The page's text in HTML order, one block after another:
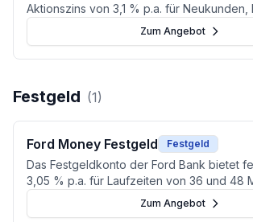
Aktionszins von 3,1 % p.a. für Neukunden,
Anlagegrenzen bis 1 Mio. Euro und
Einlagensicherung – schwächelt jedoch
Bestandskundenzins nach der
Zum Angebot
Festgeld (1)
Ford Money Festgeld Festgeld
Das Festgeldkonto der Ford Bank bietet
3,05 % p.a. für Laufzeiten von 36 und 48
gesetzlicher deutscher Einlagensicherung
erweitertem BdB-Schutz (Stand: Juli 2026).
Zum Angebot